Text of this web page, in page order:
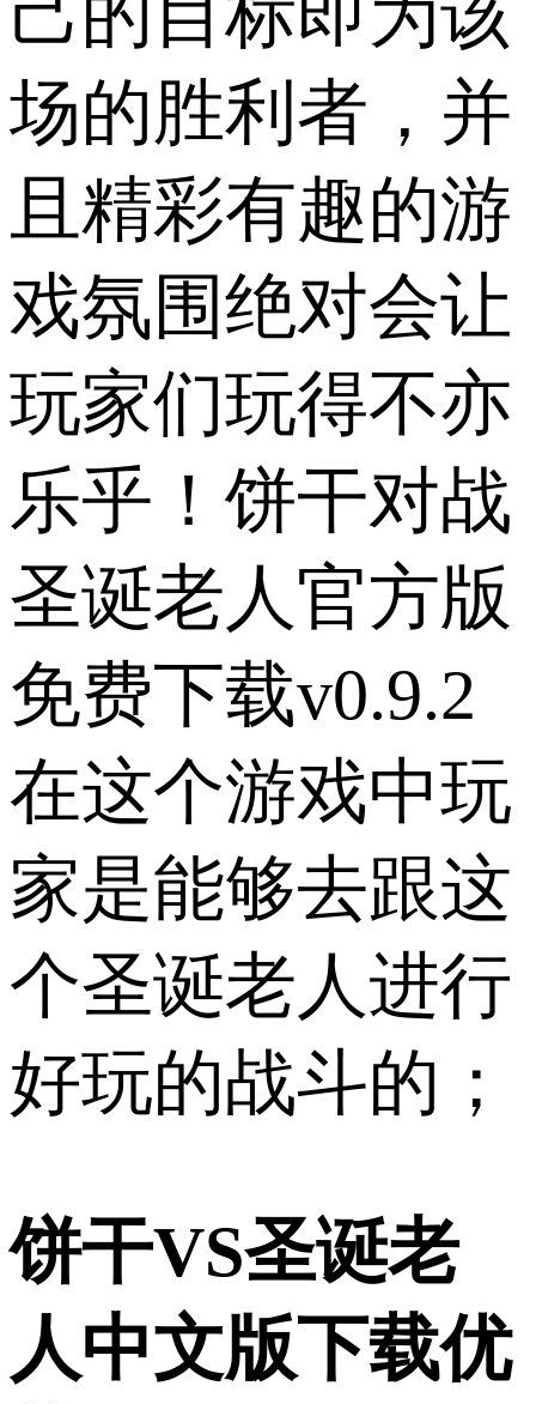
场的胜利者，并
且精彩有趣的游
戏氛围绝对会让
玩家们玩得不亦
乐乎！饼干对战
圣诞老人官方版
免费下载v0.9.2
在这个游戏中玩
家是能够去跟这
个圣诞老人进行
好玩的战斗的；
饼干VS圣诞老
人中文版下载优